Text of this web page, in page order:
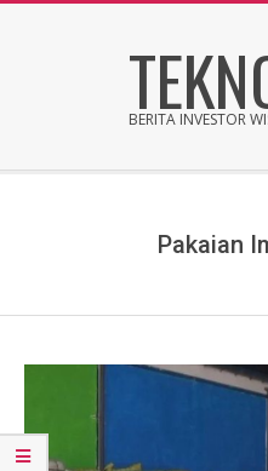
BERITA INVESTOR
Pakaian